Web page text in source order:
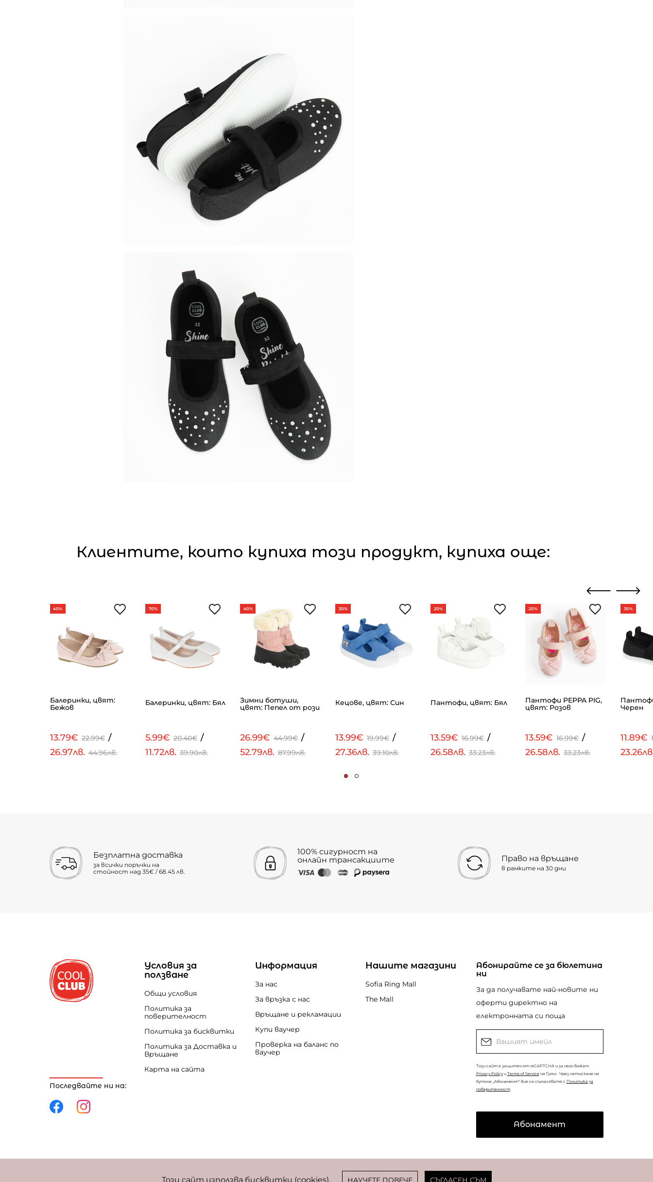
Този сайт използва бисквитки (cookies). НАУЧЕТЕ ПОВЕЧЕ СЪГЛАСЕН СЪМ
Клиентите, които купиха този продукт, купиха още:
40%
Балеринки, цвят:
Бежов
13.79€ 22.99€ /
26.97лв. 44.96лв.
70%
Балеринки, цвят: Бял
5.99€ 20.40€ /
11.72лв. 39.90лв.
40%
Зимни ботуши,
цвят: Пепел от рози
26.99€ 44.99€ /
52.79лв. 87.99лв.
30%
Кецове, цвят: Син
13.99€ 19.99€ /
27.36лв. 39.10лв.
20%
Пантофи, цвят: Бял
13.59€ 16.99€ /
26.58лв. 33.23лв.
20%
Пантофи PEPPA PIG,
цвят: Розов
13.59€ 16.99€ /
26.58лв. 33.23лв.
30%
Черен
11.89€
Безплатна доставка
за всички поръчки на
стойност над 35€ / 68.45 лв.
100% сигурност на
онлайн трансакциите
Право на връщане
в рамките на 30 дни
Последвайте ни на:
Условия за
ползване
Общи условия
Политика за
поверителност
Политика за бисквитки
Политика за Доставка и
Връщане
Карта на сайта
Информация
За нас
За връзка с нас
Връщане и рекламации
Купи ваучер
Проверка на баланс по
ваучер
Нашите магазини
Sofia Ring Mall
The Mall
Абонирайте се за бюлетина
ни
За да получавате най-новите ни
оферти директно на
електронната си поща
Този сайт е защитен от reCAPTCHA и за него важат
Privacy Policyи Terms of Serviceна Гугъл. Чрез натискане на
бутона „Абонамент“ вие се съгласявате с Политика за
поверителност.
Абонамент
© CopyrightCoolclub